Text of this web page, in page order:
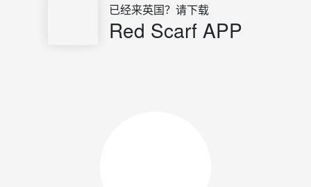
已经来英国？请下载
Red Scarf APP